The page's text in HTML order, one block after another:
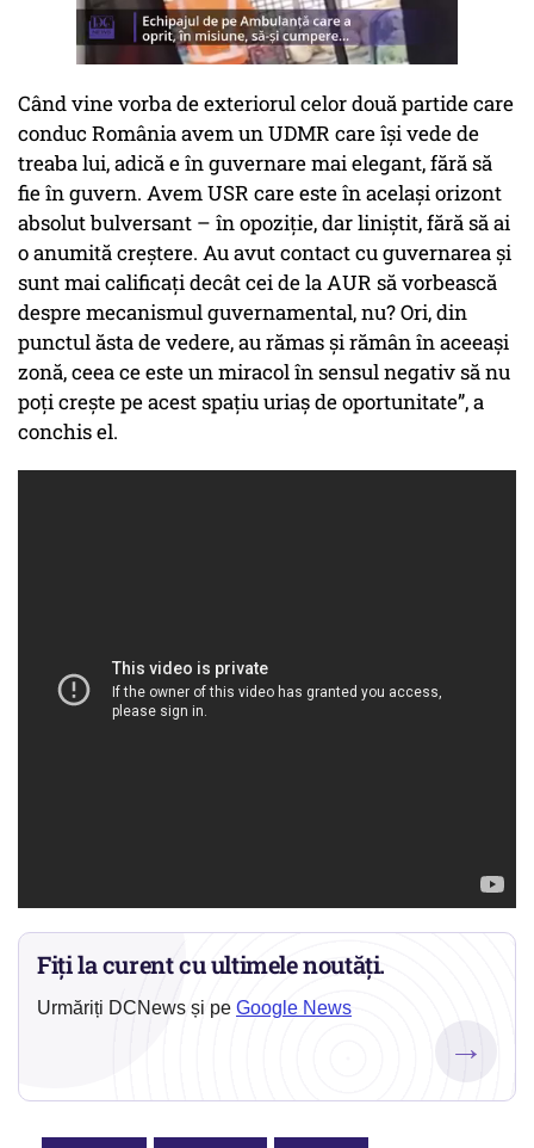
Când vine vorba de exteriorul celor două partide care
conduc România avem un UDMR care își vede de
treaba lui, adică e în guvernare mai elegant, fără să
fie în guvern. Avem USR care este în același orizont
absolut bulversant – în opoziție, dar liniștit, fără să ai
o anumită creștere. Au avut contact cu guvernarea și
sunt mai calificați decât cei de la AUR să vorbească
despre mecanismul guvernamental, nu? Ori, din
punctul ăsta de vedere, au rămas și rămân în aceeași
zonă, ceea ce este un miracol în sensul negativ să nu
poți crește pe acest spațiu uriaș de oportunitate”, a
conchis el.
Fiți la curent cu ultimele noutăți.
Urmăriți DCNews și pe Google News
→